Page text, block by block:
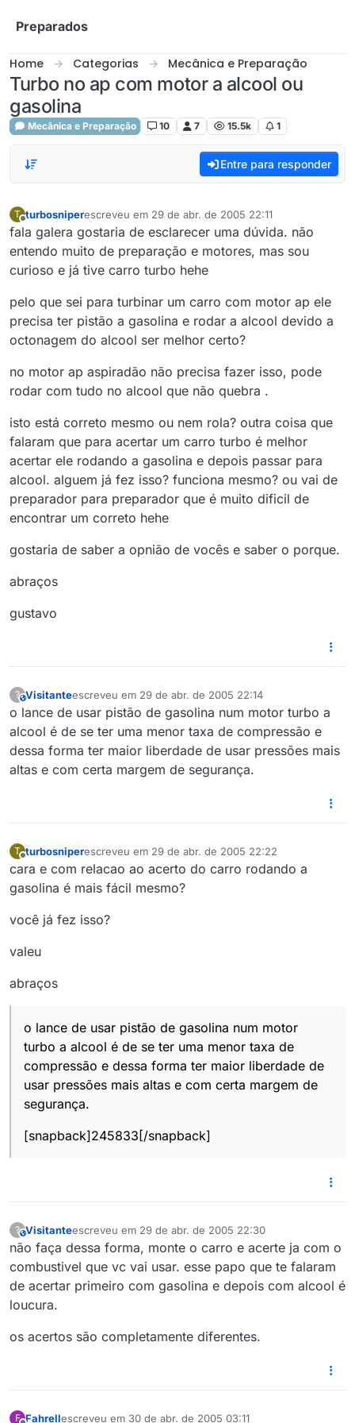
Preparados
Home Categorias Mecânica e Preparação
Turbo no ap com motor a alcool ou
gasolina
Mecânica e Preparação 10 7 15.5k 1
Entre para responder
T
Offline
turbosniperescreveu em 29 de abr. de 2005 22:11
última edição por
fala galera gostaria de esclarecer uma dúvida. não
entendo muito de preparação e motores, mas sou
curioso e já tive carro turbo hehe
pelo que sei para turbinar um carro com motor ap ele
precisa ter pistão a gasolina e rodar a alcool devido a
octonagem do alcool ser melhor certo?
no motor ap aspiradão não precisa fazer isso, pode
rodar com tudo no alcool que não quebra .
isto está correto mesmo ou nem rola? outra coisa que
falaram que para acertar um carro turbo é melhor
acertar ele rodando a gasolina e depois passar para
alcool. alguem já fez isso? funciona mesmo? ou vai de
preparador para preparador que é muito dificil de
encontrar um correto hehe
gostaria de saber a opnião de vocês e saber o porque.
abraços
gustavo
?This user is from outside of this forum
Visitanteescreveu em 29 de abr. de 2005 22:14
última edição por
o lance de usar pistão de gasolina num motor turbo a
alcool é de se ter uma menor taxa de compressão e
dessa forma ter maior liberdade de usar pressões mais
altas e com certa margem de segurança.
T turbosniperescreveu em 29 de abr. de 2005 22:22
última edição por
cara e com relacao ao acerto do carro rodando a
gasolina é mais fácil mesmo?
você já fez isso?
valeu
abraços
o lance de usar pistão de gasolina num motor
turbo a alcool é de se ter uma menor taxa de
compressão e dessa forma ter maior liberdade de
usar pressões mais altas e com certa margem de
segurança.
[snapback]245833[/snapback]
?This user is from outside of this forum
Visitanteescreveu em 29 de abr. de 2005 22:30
última edição por
não faça dessa forma, monte o carro e acerte ja com o
combustivel que vc vai usar. esse papo que te falaram
de acertar primeiro com gasolina e depois com alcool é
loucura.
os acertos são completamente diferentes.
F Fahrellescreveu em 30 de abr. de 2005 03:11